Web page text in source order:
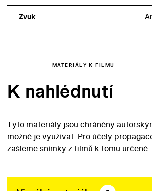
Zvuk
MATERIÁLY K FILMU
K nahlédnutí
Tyto materiály jsou chráněny
možné je využívat. Pro účely
zašleme snímky z filmů k tomu určené.